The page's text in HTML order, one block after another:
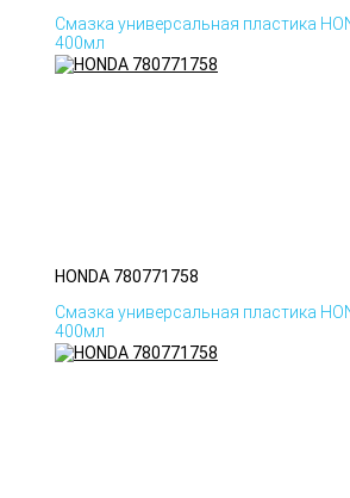
Смазка универсальная пластика
400мл
HONDA 780771758
Смазка универсальная пластика
400мл